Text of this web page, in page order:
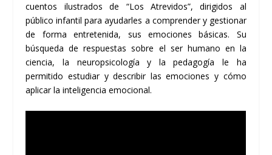
cuentos ilustrados de “Los Atrevidos”, dirigidos al
público infantil para ayudarles a comprender y gestionar
de forma entretenida, sus emociones básicas. Su
búsqueda de respuestas sobre el ser humano en la
ciencia, la neuropsicología y la pedagogía le ha
permitido estudiar y describir las emociones y cómo
aplicar la inteligencia emocional.